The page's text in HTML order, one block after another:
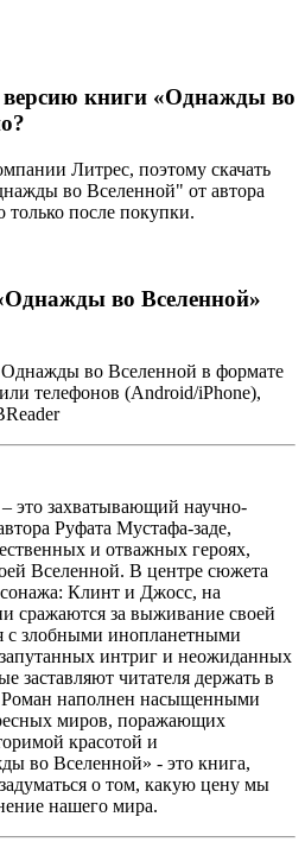
книги «Однажды во
Литрес, поэтому скачать
во Вселенной" от автора
после покупки.
во Вселенной»
Однажды во Вселенной в формате
телефонов (Android/iPhone),
это захватывающий научно-
Руфата Мустафа-заде,
и отважных героях,
Вселенной. В центре сюжета
Клинт и Джосс, на
сражаются за выживание своей
с злобными инопланетными
интриг и неожиданных
заставляют читателя держать в
Роман наполнен насыщенными
миров, поражающих
красотой и
во Вселенной» - это книга,
задуматься о том, какую цену мы
нашего мира.